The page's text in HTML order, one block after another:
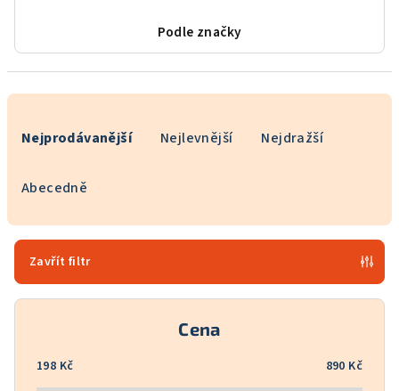
Podle značky
r
o
Nejprodávanější Nejlevnější Nejdražší
Abecedně
Zavřít filtr
Cena
198 Kč 890 Kč